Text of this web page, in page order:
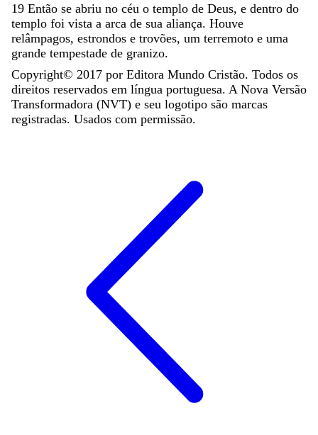
19 Então se abriu no céu o templo de Deus, e dentro do
templo foi vista a arca de sua aliança. Houve
relâmpagos, estrondos e trovões, um terremoto e uma
grande tempestade de granizo.
Copyright© 2017 por Editora Mundo Cristão. Todos os
direitos reservados em língua portuguesa. A Nova Versão
Transformadora (NVT) e seu logotipo são marcas
registradas. Usados com permissão.